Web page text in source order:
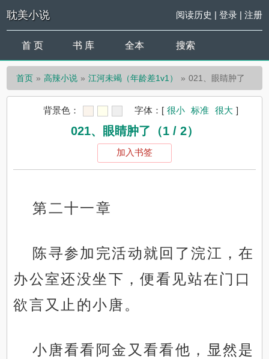
耽美小说 阅读历史 | 登录| 注册
首 页 书 库 全本 搜索
首页 高辣小说 江河未竭（年龄差1v1） 021、眼睛肿了
背景色： 字体： [ 很小 标准 很大 ]
021、眼睛肿了（1 / 2）
加入书签
第二十一章
陈寻参加完活动就回了浣江，在
办公室还没坐下，便看见站在门口
欲言又止的小唐。
小唐看看阿金又看看他，显然是